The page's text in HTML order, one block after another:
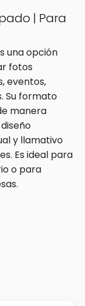
| Para
una opción
fotos
eventos,
Su formato
manera
y llamativo
Es ideal para
o para